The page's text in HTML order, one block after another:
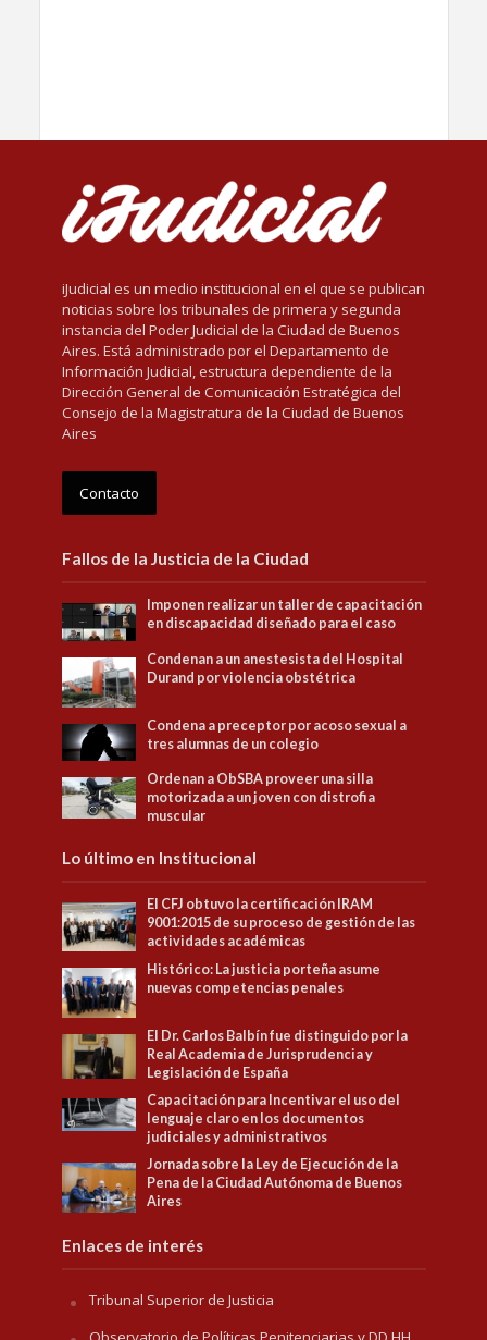
iJudicial es un medio institucional en el que se publican
noticias sobre los tribunales de primera y segunda
instancia del Poder Judicial de la Ciudad de Buenos
Aires. Está administrado por el Departamento de
Información Judicial, estructura dependiente de la
Dirección General de Comunicación Estratégica del
Consejo de la Magistratura de la Ciudad de Buenos
Aires
Contacto
Fallos de la Justicia de la Ciudad
Imponen realizar un taller de capacitación
en discapacidad diseñado para el caso
Condenan a un anestesista del Hospital
Durand por violencia obstétrica
Condena a preceptor por acoso sexual a
tres alumnas de un colegio
Ordenan a ObSBA proveer una silla
motorizada a un joven con distrofia
muscular
Lo último en Institucional
El CFJ obtuvo la certificación IRAM
9001:2015 de su proceso de gestión de las
actividades académicas
Histórico: La justicia porteña asume
nuevas competencias penales
El Dr. Carlos Balbín fue distinguido por la
Real Academia de Jurisprudencia y
Legislación de España
Capacitación para Incentivar el uso del
lenguaje claro en los documentos
judiciales y administrativos
Jornada sobre la Ley de Ejecución de la
Pena de la Ciudad Autónoma de Buenos
Aires
Enlaces de interés
Tribunal Superior de Justicia